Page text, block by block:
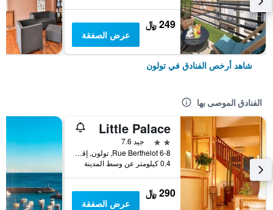
249 ﷼
عرض الصفقة
شاهد أرخص الفنادق في تولون
الفنادق الموصى بها
Little Palace
2 نجمتين
جيد 7.6
6-8 Rue Berthelot, تولون, إقليم فار, فرنسا
0.4 كيلومتر عن وسط المدينة
290 ﷼
عرض الصفقة